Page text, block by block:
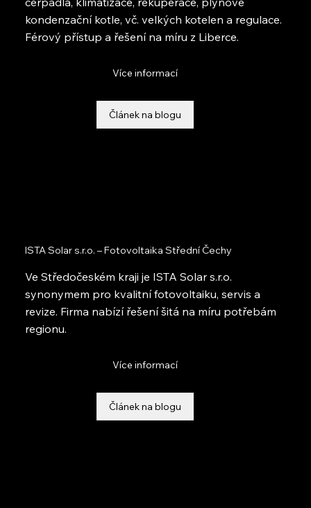
kondenzační kotle, vč. velkých kotelen a regulace.
Férový přístup a řešení na míru z Liberce.
Více informací
Článek na blogu
ISTA Solar s.r.o. – Fotovoltaika Střední Čechy
Ve Středočeském kraji je ISTA Solar s.r.o.
synonymem pro kvalitní fotovoltaiku, servis a
revize. Firma nabízí řešení šitá na míru potřebám
regionu.
Více informací
Článek na blogu